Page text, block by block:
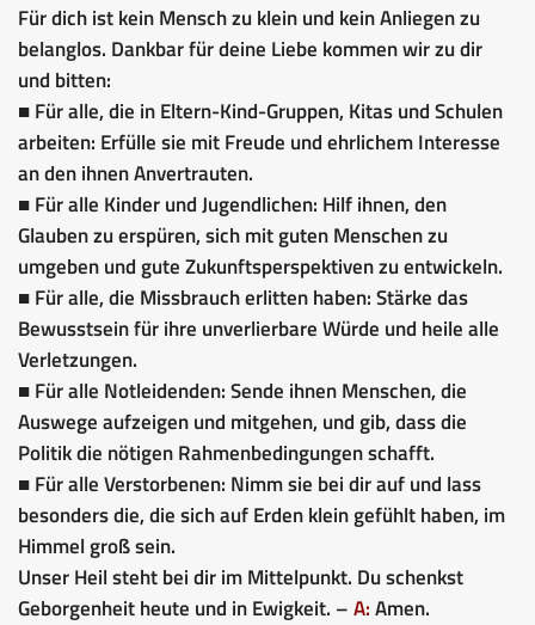
Für dich ist kein Mensch zu klein und kein Anliegen zu
belanglos. Dankbar für deine Liebe kommen wir zu dir
und bitten:
■ Für alle, die in Eltern-Kind-Gruppen, Kitas und Schulen
arbeiten: Erfülle sie mit Freude und ehrlichem Interesse
an den ihnen Anvertrauten.
■ Für alle Kinder und Jugendlichen: Hilf ihnen, den
Glauben zu erspüren, sich mit guten Menschen zu
umgeben und gute Zukunftsperspektiven zu entwickeln.
■ Für alle, die Missbrauch erlitten haben: Stärke das
Bewusstsein für ihre unverlierbare Würde und heile alle
Verletzungen.
■ Für alle Notleidenden: Sende ihnen Menschen, die
Auswege aufzeigen und mitgehen, und gib, dass die
Politik die nötigen Rahmenbedingungen schafft.
■ Für alle Verstorbenen: Nimm sie bei dir auf und lass
besonders die, die sich auf Erden klein gefühlt haben, im
Himmel groß sein.
Unser Heil steht bei dir im Mittelpunkt. Du schenkst
Geborgenheit heute und in Ewigkeit. –A:Amen.